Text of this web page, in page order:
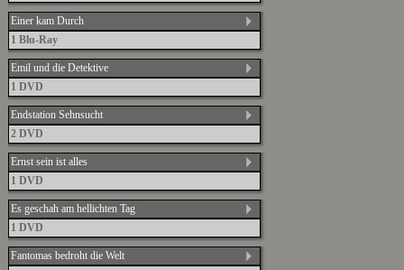
Einer kam Durch
1 Blu-Ray
Emil und die Detektive
1 DVD
Endstation Sehnsucht
2 DVD
Ernst sein ist alles
1 DVD
Es geschah am hellichten Tag
1 DVD
Fantomas bedroht die Welt